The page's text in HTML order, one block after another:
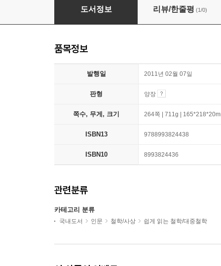
30초 철학읽기
도서정보 리뷰/한줄평 (1/0)
품목정보
발행일 2011년 02월 07일
판형 양장
쪽수, 무게, 크기 264쪽 | 711g |
ISBN13 9788993824438
ISBN10 8993824436
관련분류
카테고리 분류
국내도서 인문 철학/사상 쉽게 읽는 철학/대중철학